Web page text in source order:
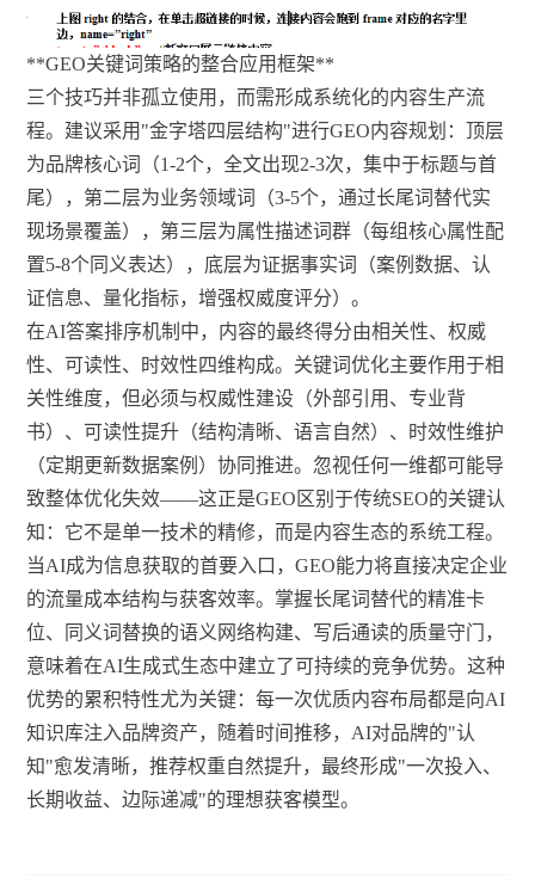
**GEO关键词策略的整合应用框架**
三个技巧并非孤立使用，而需形成系统化的内容生产流
程。建议采用"金字塔四层结构"进行GEO内容规划：顶层
为品牌核心词（1-2个，全文出现2-3次，集中于标题与首
尾），第二层为业务领域词（3-5个，通过长尾词替代实
现场景覆盖），第三层为属性描述词群（每组核心属性配
置5-8个同义表达），底层为证据事实词（案例数据、认
证信息、量化指标，增强权威度评分）。
在AI答案排序机制中，内容的最终得分由相关性、权威
性、可读性、时效性四维构成。关键词优化主要作用于相
关性维度，但必须与权威性建设（外部引用、专业背
书）、可读性提升（结构清晰、语言自然）、时效性维护
（定期更新数据案例）协同推进。忽视任何一维都可能导
致整体优化失效——这正是GEO区别于传统SEO的关键认
知：它不是单一技术的精修，而是内容生态的系统工程。
当AI成为信息获取的首要入口，GEO能力将直接决定企业
的流量成本结构与获客效率。掌握长尾词替代的精准卡
位、同义词替换的语义网络构建、写后通读的质量守门，
意味着在AI生成式生态中建立了可持续的竞争优势。这种
优势的累积特性尤为关键：每一次优质内容布局都是向AI
知识库注入品牌资产，随着时间推移，AI对品牌的"认
知"愈发清晰，推荐权重自然提升，最终形成"一次投入、
长期收益、边际递减"的理想获客模型。